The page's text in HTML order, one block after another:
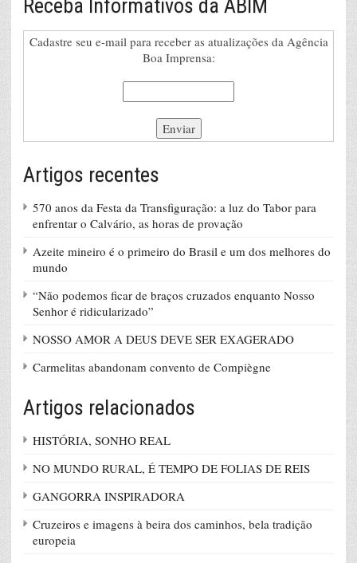
Receba Informativos da ABIM
Cadastre seu e-mail para receber as atualizações da Agência
Boa Imprensa:
Artigos recentes
570 anos da Festa da Transfiguração: a luz do Tabor para
enfrentar o Calvário, as horas de provação
Azeite mineiro é o primeiro do Brasil e um dos melhores do
mundo
“Não podemos ficar de braços cruzados enquanto Nosso
Senhor é ridicularizado”
NOSSO AMOR A DEUS DEVE SER EXAGERADO
Carmelitas abandonam convento de Compiègne
Artigos relacionados
HISTÓRIA, SONHO REAL
NO MUNDO RURAL, É TEMPO DE FOLIAS DE REIS
GANGORRA INSPIRADORA
Cruzeiros e imagens à beira dos caminhos, bela tradição
europeia